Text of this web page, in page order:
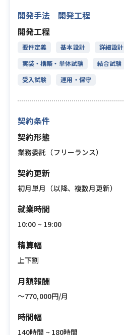
開発手法 開発工程
開発工程
要件定義 基本設計
詳細設計
実装・構築・単体試験
結合試験
受入試験
運用・保守
契約条件
契約形態
業務委託（フリーランス）
契約更新
初月単月（以降、複数月更新）
就業時間
10:00 ~ 19:00
精算幅
上下割
月額報酬
〜770,000円/月
時間幅
140時間 ~ 180時間